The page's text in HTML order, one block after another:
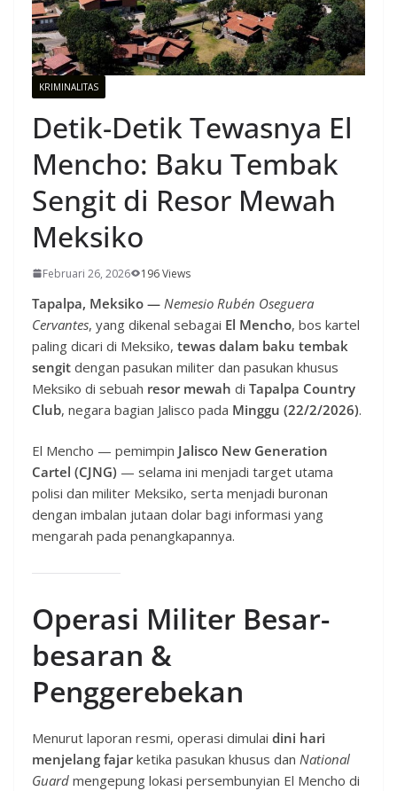
KRIMINALITAS
Detik-Detik Tewasnya El
Mencho: Baku Tembak
Sengit di Resor Mewah
Meksiko
Februari 26, 2026 196 Views
Tapalpa, Meksiko — Nemesio Rubén Oseguera
Cervantes, yang dikenal sebagai El Mencho, bos kartel
paling dicari di Meksiko, tewas dalam baku tembak
sengit dengan pasukan militer dan pasukan khusus
Meksiko di sebuah resor mewah di Tapalpa Country
Club, negara bagian Jalisco pada Minggu (22/2/2026).
El Mencho — pemimpin Jalisco New Generation
Cartel (CJNG) — selama ini menjadi target utama
polisi dan militer Meksiko, serta menjadi buronan
dengan imbalan jutaan dolar bagi informasi yang
mengarah pada penangkapannya.
Operasi Militer Besar-
besaran &
Penggerebekan
Menurut laporan resmi, operasi dimulai dini hari
menjelang fajarketika pasukan khusus dan National
Guard mengepung lokasi persembunyian El Mencho di